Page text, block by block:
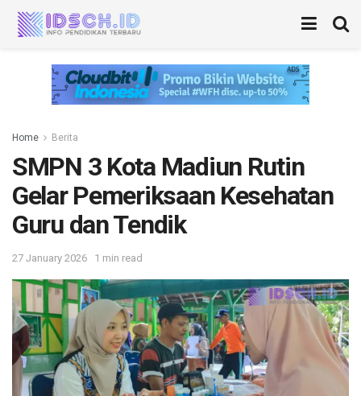
Home Berita
SMPN 3 Kota Madiun Rutin
Gelar Pemeriksaan Kesehatan
Guru dan Tendik
27 January 2026 1 min read